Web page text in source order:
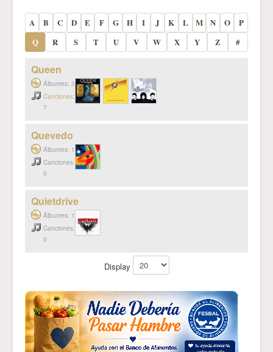
A B C D E F G H I J K L M N O
P
Q
R S T U V W X Y Z #
Queen
Álbumes: 3
Canciones:
7
Quevedo
Álbumes: 1
Canciones:
0
Quietdrive
Álbumes: 1
Canciones:
0
Display